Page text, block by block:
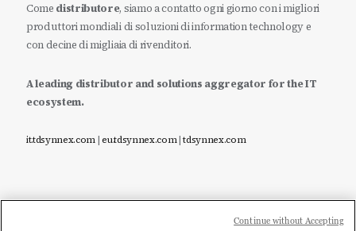
Come distributore, siamo a contatto ogni giorno con i migliori
produttori mondiali di soluzioni di information technology e
con decine di migliaia di rivenditori.
A leading distributor and solutions aggregator for the IT
ecosystem.
it.tdsynnex.com|eu.tdsynnex.com|tdsynnex.com
Continue without Accepting